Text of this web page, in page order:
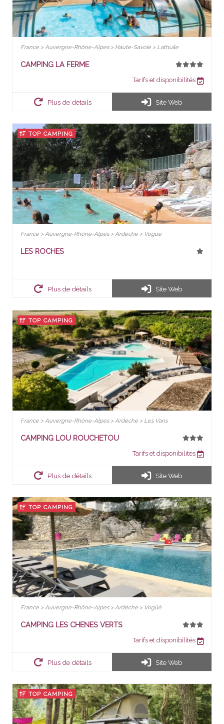
France > Auvergne-Rhône-Alpes > Haute-Savoie > Lathuile
CAMPING LA FERME
Tarifs et disponibilités
Plus de détails Site Web
TOP CAMPING
France > Auvergne-Rhône-Alpes > Ardèche > Vogüé
LES ROCHES
Plus de détails Site Web
TOP CAMPING
France > Auvergne-Rhône-Alpes > Ardèche > Les Vans
CAMPING LOU ROUCHETOU
Tarifs et disponibilités
Plus de détails Site Web
TOP CAMPING
France > Auvergne-Rhône-Alpes > Ardèche > Vogüé
CAMPING LES CHENES VERTS
Tarifs et disponibilités
Plus de détails Site Web
TOP CAMPING